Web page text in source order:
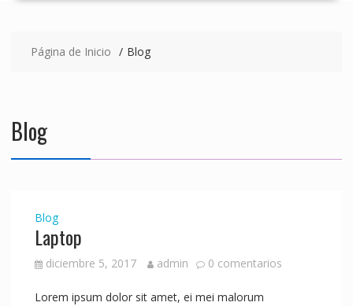
Página de Inicio Blog
Blog
Blog
Laptop
diciembre 5, 2017 admin 0 comentarios
Lorem ipsum dolor sit amet, ei mei malorum